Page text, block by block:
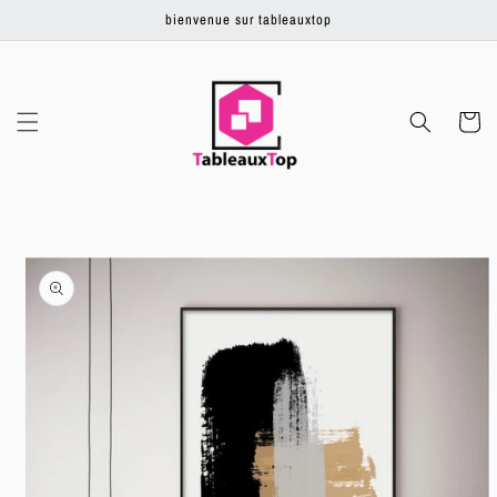
contenu
bienvenue sur tableauxtop
Panier
Passer aux
informations
produits